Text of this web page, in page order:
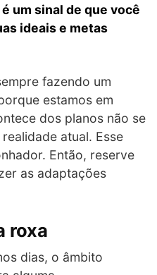
é um sinal de que você
ideais e metas
fazendo um
estamos em
dos planos não se
atual. Esse
Então, reserve
as adaptações
roxa
dias, o âmbito